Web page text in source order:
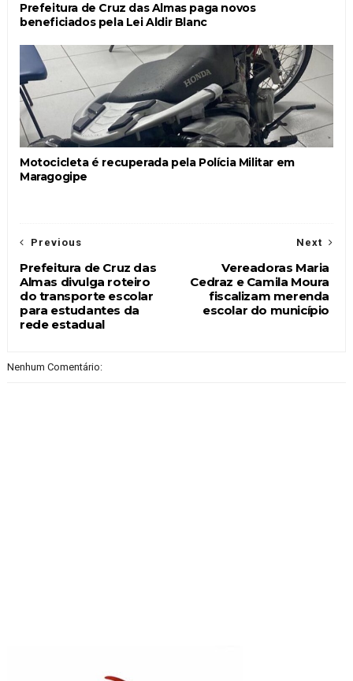
Prefeitura de Cruz das Almas paga novos
beneficiados pela Lei Aldir Blanc
Motocicleta é recuperada pela Polícia Militar em
Maragogipe
Next
Vereadoras Maria
Cedraz e Camila Moura
fiscalizam merenda
escolar do município
Previous
Prefeitura de Cruz das
Almas divulga roteiro
do transporte escolar
para estudantes da
rede estadual
Nenhum Comentário: